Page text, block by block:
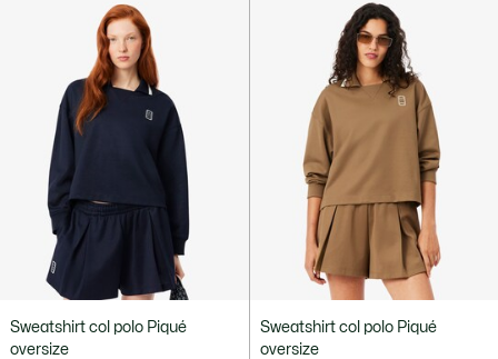
Sweatshirt col polo Piqué
oversize
Sweatshirt col polo Piqué
oversize